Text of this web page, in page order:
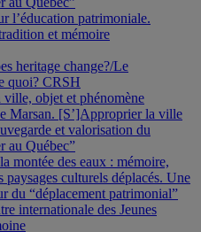
l’éducation patrimoniale.
et mémoire
heritage change?/Le
quoi? CRSH
objet et phénomène
Marsan. [S’]Approprier la ville
et valorisation du
au Québec”
montée des eaux : mémoire,
paysages culturels déplacés. Une
du “déplacement patrimonial”
internationale des Jeunes